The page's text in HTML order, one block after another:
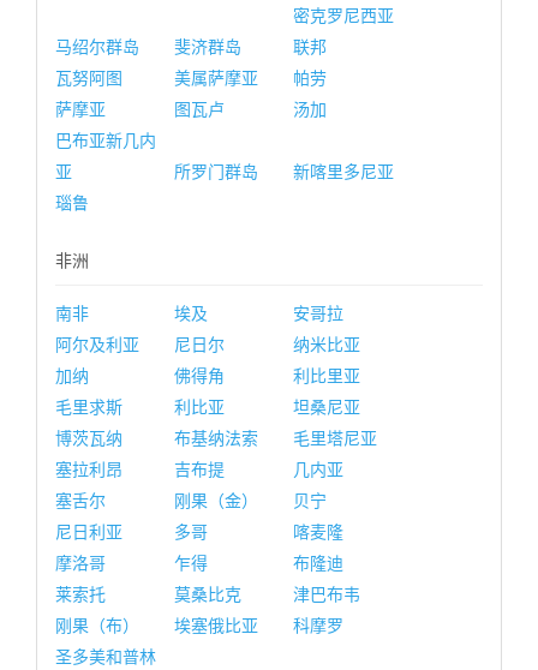
马绍尔群岛 斐济群岛
密克罗尼西亚
联邦
瓦努阿图
美属萨摩亚
帕劳
萨摩亚
图瓦卢
汤加
巴布亚新几内
亚
所罗门群岛
新喀里多尼亚
瑙鲁
非洲
南非 埃及
安哥拉
阿尔及利亚
尼日尔
纳米比亚
加纳
佛得角
利比里亚
毛里求斯
利比亚
坦桑尼亚
博茨瓦纳
布基纳法索
毛里塔尼亚
塞拉利昂
吉布提
几内亚
塞舌尔
刚果（金）
贝宁
尼日利亚
多哥
喀麦隆
摩洛哥
乍得
布隆迪
莱索托
莫桑比克
津巴布韦
刚果（布）
埃塞俄比亚
科摩罗
圣多美和普林